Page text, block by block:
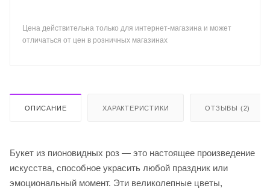
Цена действительна только для интернет-магазина и может
отличаться от цен в розничных магазинах
ОПИСАНИЕ ХАРАКТЕРИСТИКИ ОТЗЫВЫ (2)
Букет из пионовидных роз — это настоящее произведение
искусства, способное украсить любой праздник или
эмоциональный момент. Эти великолепные цветы,